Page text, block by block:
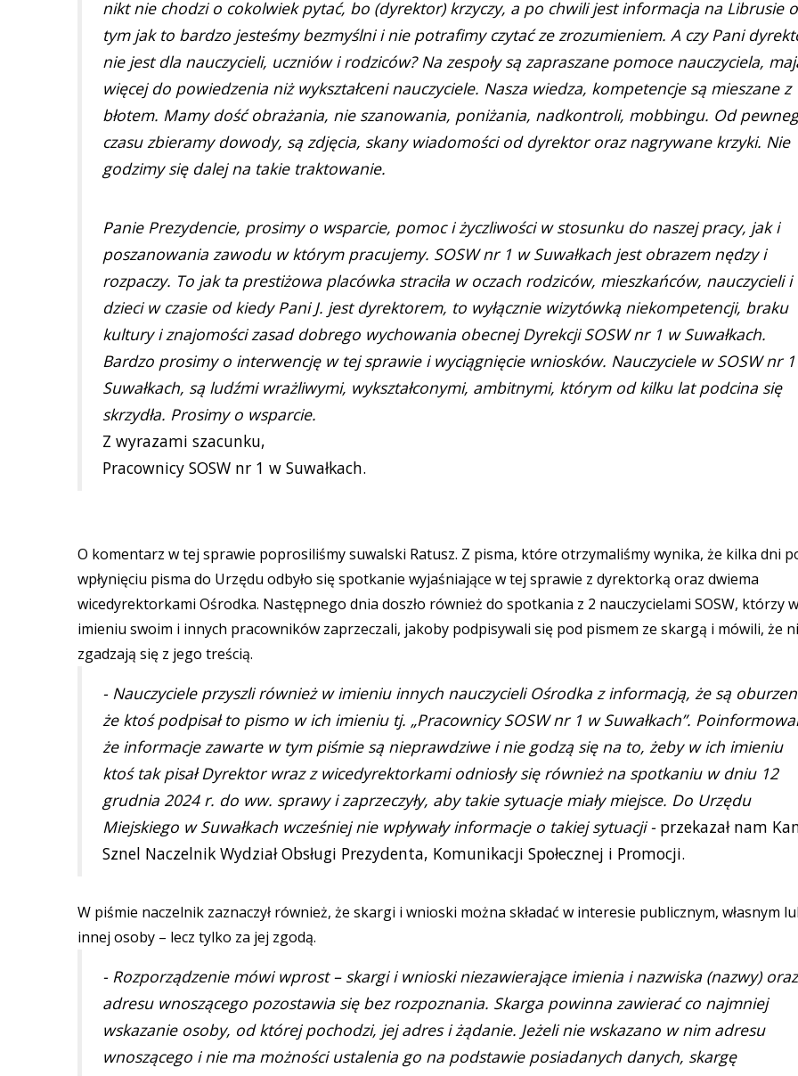
nikt nie chodzi o cokolwiek pytać, bo (dyrektor) krzyczy, a po chwili jest informacja na Librusie o
tym jak to bardzo jesteśmy bezmyślni i nie potrafimy czytać ze zrozumieniem. A czy Pani
nie jest dla nauczycieli, uczniów i rodziców? Na zespoły są zapraszane pomoce nauczyciela,
więcej do powiedzenia niż wykształceni nauczyciele. Nasza wiedza, kompetencje są mieszane z
błotem. Mamy dość obrażania, nie szanowania, poniżania, nadkontroli, mobbingu. Od
czasu zbieramy dowody, są zdjęcia, skany wiadomości od dyrektor oraz nagrywane krzyki. Nie
godzimy się dalej na takie traktowanie.
Panie Prezydencie, prosimy o wsparcie, pomoc i życzliwości w stosunku do naszej pracy, jak i
poszanowania zawodu w którym pracujemy. SOSW nr 1 w Suwałkach jest obrazem nędzy i
rozpaczy. To jak ta prestiżowa placówka straciła w oczach rodziców, mieszkańców, nauczycieli i
dzieci w czasie od kiedy Pani J. jest dyrektorem, to wyłącznie wizytówką niekompetencji, braku
kultury i znajomości zasad dobrego wychowania obecnej Dyrekcji SOSW nr 1 w Suwałkach.
Bardzo prosimy o interwencję w tej sprawie i wyciągnięcie wniosków. Nauczyciele w SOSW nr
Suwałkach, są ludźmi wrażliwymi, wykształconymi, ambitnymi, którym od kilku lat podcina się
skrzydła. Prosimy o wsparcie.
Z wyrazami szacunku,
Pracownicy SOSW nr 1 w Suwałkach.
O komentarz w tej sprawie poprosiliśmy suwalski Ratusz. Z pisma, które otrzymaliśmy wynika, że kilka dni
wpłynięciu pisma do Urzędu odbyło się spotkanie wyjaśniające w tej sprawie z dyrektorką oraz dwiema
wicedyrektorkami Ośrodka. Następnego dnia doszło również do spotkania z 2 nauczycielami SOSW, którzy w
imieniu swoim i innych pracowników zaprzeczali, jakoby podpisywali się pod pismem ze skargą i mówili, że
zgadzają się z jego treścią.
- Nauczyciele przyszli również w imieniu innych nauczycieli Ośrodka z informacją, że są
że ktoś podpisał to pismo w ich imieniu tj. „Pracownicy SOSW nr 1 w Suwałkach”.
że informacje zawarte w tym piśmie są nieprawdziwe i nie godzą się na to, żeby w ich imieniu
ktoś tak pisał Dyrektor wraz z wicedyrektorkami odniosły się również na spotkaniu w dniu 12
grudnia 2024 r. do ww. sprawy i zaprzeczyły, aby takie sytuacje miały miejsce. Do Urzędu
Miejskiego w Suwałkach wcześniej nie wpływały informacje o takiej sytuacji - przekazał nam
Sznel Naczelnik Wydział Obsługi Prezydenta, Komunikacji Społecznej i Promocji.
W piśmie naczelnik zaznaczył również, że skargi i wnioski można składać w interesie publicznym, własnym
innej osoby – lecz tylko za jej zgodą.
- Rozporządzenie mówi wprost – skargi i wnioski niezawierające imienia i nazwiska (nazwy) oraz
adresu wnoszącego pozostawia się bez rozpoznania. Skarga powinna zawierać co najmniej
wskazanie osoby, od której pochodzi, jej adres i żądanie. Jeżeli nie wskazano w nim adresu
wnoszącego i nie ma możności ustalenia go na podstawie posiadanych danych, skargę